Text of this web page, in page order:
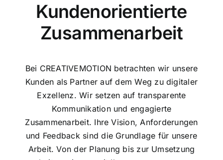
Kundenorientierte
Zusammenarbeit
Bei CREATIVEMOTION betrachten wir unsere
Kunden als Partner auf dem Weg zu digitaler
Exzellenz. Wir setzen auf transparente
Kommunikation und engagierte
Zusammenarbeit. Ihre Vision, Anforderungen
und Feedback sind die Grundlage für unsere
Arbeit. Von der Planung bis zur Umsetzung